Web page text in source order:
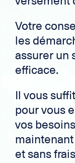
Votre
les
assurer un
efficace.
Il vous
pour vous
vos
et sans